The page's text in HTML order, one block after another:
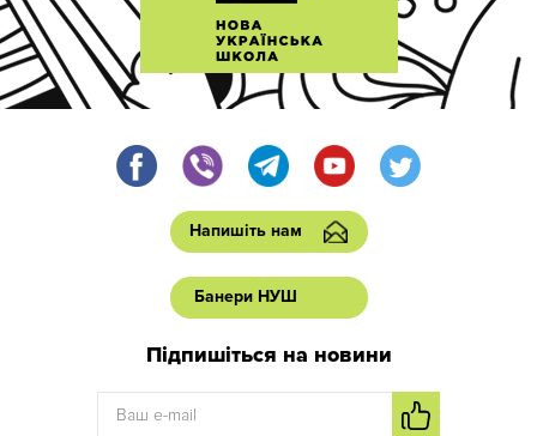
Напишіть нам
Банери НУШ
Підпишіться на новини